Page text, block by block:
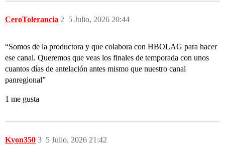
CeroTolerancia 5 Julio, 2026 20:44
2
“Somos de la productora y que colabora con HBOLAG para hacer
ese canal. Queremos que veas los finales de temporada con unos
cuantos días de antelación antes mismo que nuestro canal
panregional”
1 me gusta
Kyon350 5 Julio, 2026 21:42
3